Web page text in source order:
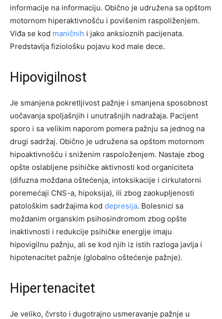
informacije na informaciju. Obično je udružena sa opštom
motornom hiperaktivnošću i povišenim raspoliženjem.
Viđa se kod maničnih i jako anksioznih pacijenata.
Predstavlja fiziološku pojavu kod male dece.
Hipovigilnost
Je smanjena pokretljivost pažnje i smanjena sposobnost
uočavanja spoljašnjih i unutrašnjih nadražaja. Pacijent
sporo i sa velikim naporom pomera pažnju sa jednog na
drugi sadržaj. Obično je udružena sa opštom motornom
hipoaktivnošću i sniženim raspoloženjem. Nastaje zbog
opšte oslabljene psihičke aktivnosti kod organiciteta
(difuzna moždana oštećenja, intoksikacije i cirkulatorni
poremećaji CNS-a, hipoksija), ili zbog zaokupljenosti
patološkim sadržajima kod depresija. Bolesnici sa
moždanim organskim psihosindromom zbog opšte
inaktivnosti i redukcije psihičke energije imaju
hipovigilnu pažnju, ali se kod njih iz istih razloga javlja i
hipotenacitet pažnje (globalno oštećenje pažnje).
Hipertenacitet
Je veliko, čvrsto i dugotrajno usmeravanje pažnje u